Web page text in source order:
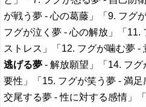
が戦う夢 - 心の葛藤」「9. フグ
フグが泣く夢 - 心の解放」「11.
ストレス」「12. フグが噛む夢 -
逃げる夢 - 解放願望」「14. フ
要性」「15. フグが笑う夢 - 満
交尾する夢 - 性に対する感情」